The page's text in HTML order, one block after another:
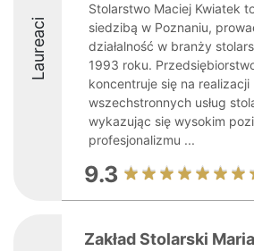
Laureaci
Stolarstwo Maciej Kwiatek
siedzibą w Poznaniu,
działalność w branży
1993 roku.
koncentruje się na realizacji
wszechstronnych usług
wykazując się wysokim
profesjonalizmu ...
9.3
Zakład Stolarski